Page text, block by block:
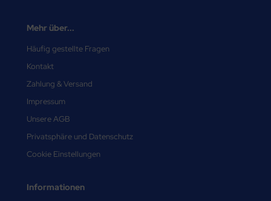
Mehr über...
Häufig gestellte Fragen
Kontakt
Zahlung & Versand
Impressum
Unsere AGB
Privatsphäre und Datenschutz
Cookie Einstellungen
Informationen